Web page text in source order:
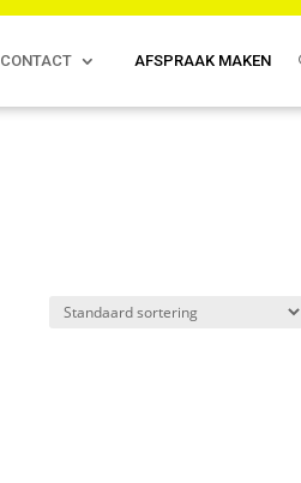
CONTACT AFSPRAAK MAKEN